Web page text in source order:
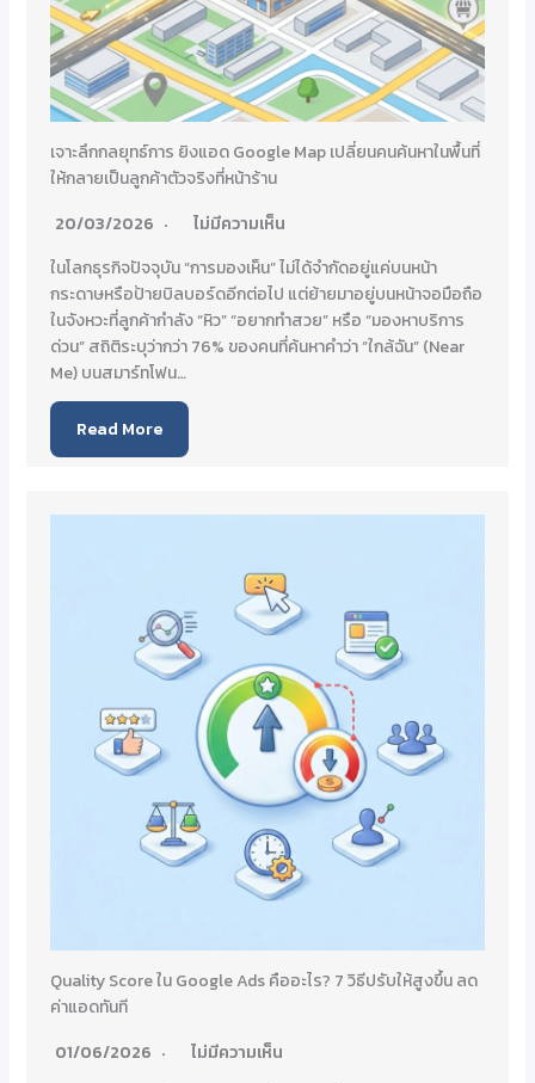
เจาะลึกกลยุทธ์การ ยิงแอด Google Map เปลี่ยนคนค้นหาในพื้นที่
ให้กลายเป็นลูกค้าตัวจริงที่หน้าร้าน
20/03/2026
ไม่มีความเห็น
ในโลกธุรกิจปัจจุบัน “การมองเห็น” ไม่ได้จำกัดอยู่แค่บนหน้า
กระดาษหรือป้ายบิลบอร์ดอีกต่อไป แต่ย้ายมาอยู่บนหน้าจอมือถือ
ในจังหวะที่ลูกค้ากำลัง “หิว” “อยากทำสวย” หรือ “มองหาบริการ
ด่วน” สถิติระบุว่ากว่า 76% ของคนที่ค้นหาคำว่า “ใกล้ฉัน” (Near
Me) บนสมาร์ทโฟน…
Read More
Quality Score ใน Google Ads คืออะไร? 7 วิธีปรับให้สูงขึ้น ลด
ค่าแอดทันที
01/06/2026
ไม่มีความเห็น